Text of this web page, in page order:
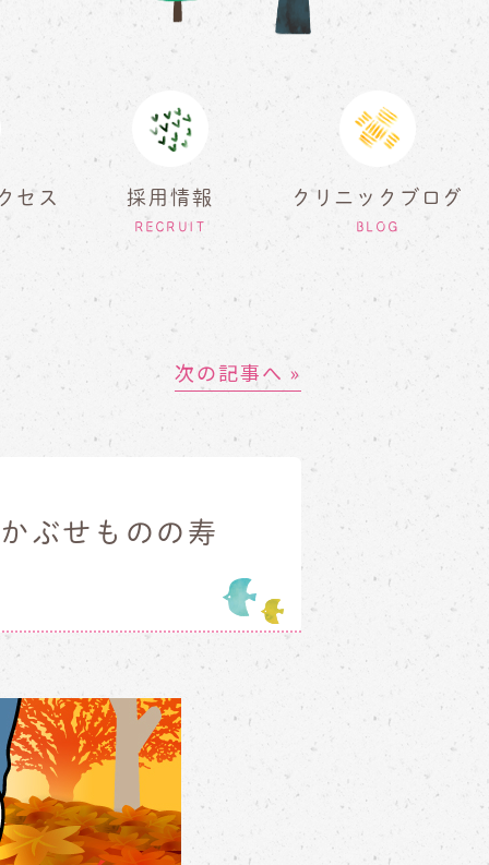
セス 採用情報
RECRUIT
クリニックブログ
BLOG
次の記事へ »
ぶせものの寿